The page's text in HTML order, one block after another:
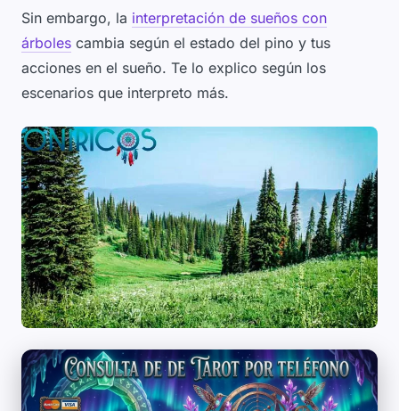
Sin embargo, la interpretación de sueños con
árboles cambia según el estado del pino y tus
acciones en el sueño. Te lo explico según los
escenarios que interpreto más.